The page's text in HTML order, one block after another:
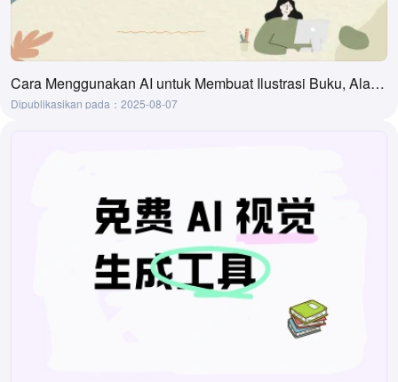
Cara Menggunakan AI untuk Membuat Ilustrasi Buku, Alat AI Buat Ilustrasi Buku
Dipublikasikan pada：2025-08-07